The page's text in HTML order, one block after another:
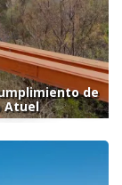
de
Atuel